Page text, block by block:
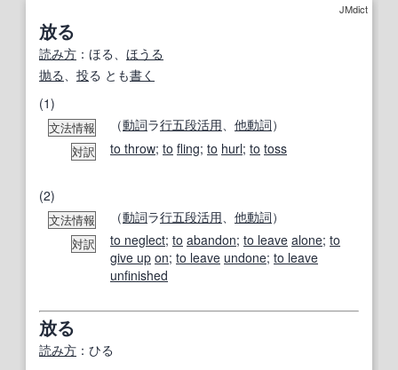
JMdict
放る
読み方 ：ほる、 ほうる
抛る
投る とも書く
(1)
文法情報 （動詞ラ行五段活用 他動詞）
対訳 to throw; to fling; to hurl; to toss
(2)
文法情報 （動詞ラ行五段活用 他動詞）
対訳 to neglect; to abandon; to leave alone; to
give up on; to leave undone; to leave
unfinished
放る
読み方 ：ひる